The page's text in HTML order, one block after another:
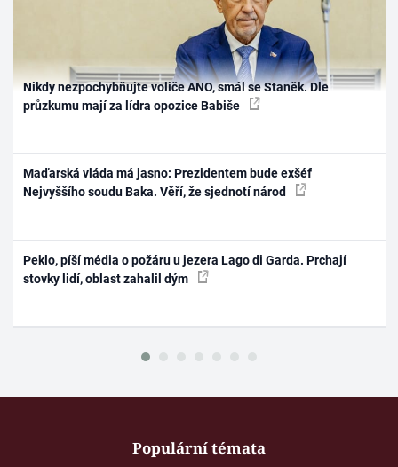
Nikdy nezpochybňujte voliče ANO, smál se Staněk. Dle
průzkumu mají za lídra opozice Babiše
Maďarská vláda má jasno: Prezidentem bude exšéf
Nejvyššího soudu Baka. Věří, že sjednotí národ
Peklo, píší média o požáru u jezera Lago di Garda. Prchají
stovky lidí, oblast zahalil dým
Populární témata